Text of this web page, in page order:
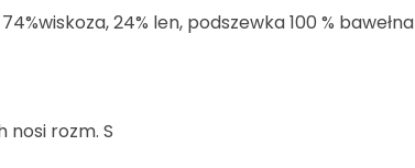
24% len, podszewka 100 % bawełna
nosi rozm. S